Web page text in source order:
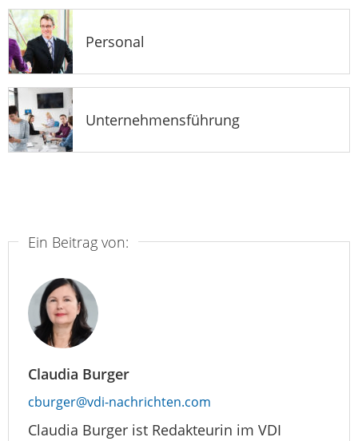
Personal
Unternehmensführung
Ein Beitrag von:
Claudia Burger
cburger@vdi-nachrichten.com
Claudia Burger ist Redakteurin im VDI